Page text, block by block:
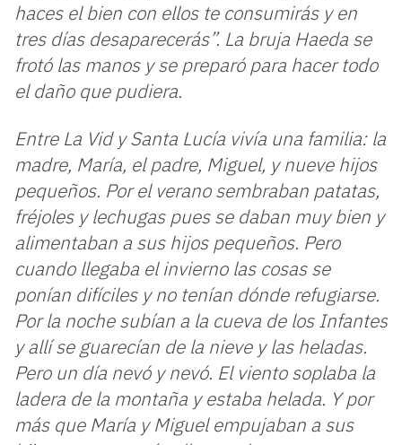
haces el bien con ellos te consumirás y en
tres días desaparecerás”. La bruja Haeda se
frotó las manos y se preparó para hacer todo
el daño que pudiera.
Entre La Vid y Santa Lucía vivía una familia: la
madre, María, el padre, Miguel, y nueve hijos
pequeños. Por el verano sembraban patatas,
fréjoles y lechugas pues se daban muy bien y
alimentaban a sus hijos pequeños. Pero
cuando llegaba el invierno las cosas se
ponían difíciles y no tenían dónde refugiarse.
Por la noche subían a la cueva de los Infantes
y allí se guarecían de la nieve y las heladas.
Pero un día nevó y nevó. El viento soplaba la
ladera de la montaña y estaba helada. Y por
más que María y Miguel empujaban a sus